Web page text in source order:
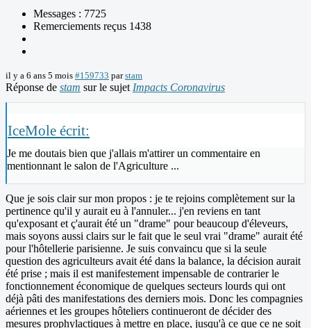
Messages : 7725
Remerciements reçus 1438
il y a 6 ans 5 mois #159733 parstam
Réponse de stam sur le sujet Impacts Coronavirus
IceMole écrit:
Je me doutais bien que j'allais m'attirer un commentaire en
mentionnant le salon de l'Agriculture ...
Que je sois clair sur mon propos : je te rejoins complètement sur la
pertinence qu'il y aurait eu à l'annuler... j'en reviens en tant
qu'exposant et ç'aurait été un "drame" pour beaucoup d'éleveurs,
mais soyons aussi clairs sur le fait que le seul vrai "drame" aurait été
pour l'hôtellerie parisienne. Je suis convaincu que si la seule
question des agriculteurs avait été dans la balance, la décision aurait
été prise ; mais il est manifestement impensable de contrarier le
fonctionnement économique de quelques secteurs lourds qui ont
déjà pâti des manifestations des derniers mois. Donc les compagnies
aériennes et les groupes hôteliers continueront de décider des
mesures prophylactiques à mettre en place, jusqu'à ce que ce ne soit